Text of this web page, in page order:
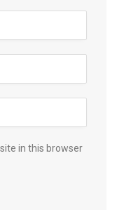
in this browser